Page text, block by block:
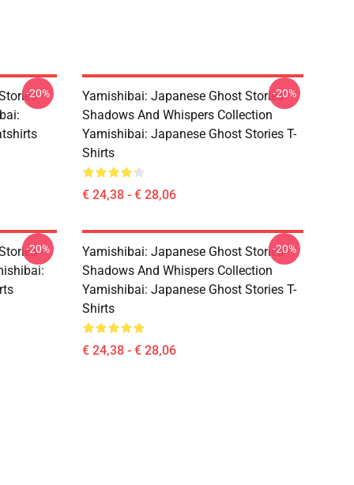
–
-20%
Yamishibai: Japanese Ghost Stories –
Shadows And Whispers Collection
Yamishibai: Japanese Ghost Stories T-
Shirts
€ 24,38 - € 28,06
-20%
–
-20%
Yamishibai: Japanese Ghost Stories –
Shadows And Whispers Collection
Yamishibai: Japanese Ghost Stories T-
Shirts
€ 24,38 - € 28,06
-20%